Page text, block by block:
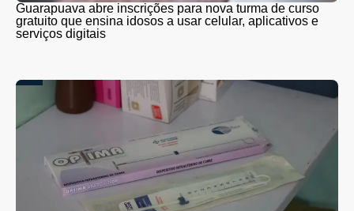
Guarapuava abre inscrições para nova turma de curso
gratuito que ensina idosos a usar celular, aplicativos e
serviços digitais